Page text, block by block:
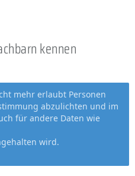
kennen
mehr erlaubt Personen
abzulichten und im
für andere Daten wie
wird.